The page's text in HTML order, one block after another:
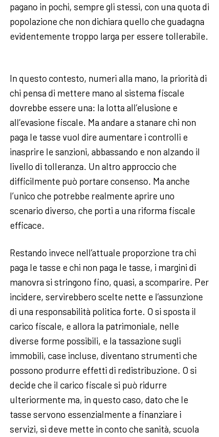
pagano in pochi, sempre gli stessi, con una quota di
popolazione che non dichiara quello che guadagna
evidentemente troppo larga per essere tollerabile.
In questo contesto, numeri alla mano, la priorità di
chi pensa di mettere mano al sistema fiscale
dovrebbe essere una: la lotta all’elusione e
all’evasione fiscale. Ma andare a stanare chi non
paga le tasse vuol dire aumentare i controlli e
inasprire le sanzioni, abbassando e non alzando il
livello di tolleranza. Un altro approccio che
difficilmente può portare consenso. Ma anche
l’unico che potrebbe realmente aprire uno
scenario diverso, che porti a una riforma fiscale
efficace.
Restando invece nell’attuale proporzione tra chi
paga le tasse e chi non paga le tasse, i margini di
manovra si stringono fino, quasi, a scomparire. Per
incidere, servirebbero scelte nette e l’assunzione
di una responsabilità politica forte. O si sposta il
carico fiscale, e allora la patrimoniale, nelle
diverse forme possibili, e la tassazione sugli
immobili, case incluse, diventano strumenti che
possono produrre effetti di redistribuzione. O si
decide che il carico fiscale si può ridurre
ulteriormente ma, in questo caso, dato che le
tasse servono essenzialmente a finanziare i
servizi, si deve mette in conto che sanità, scuola